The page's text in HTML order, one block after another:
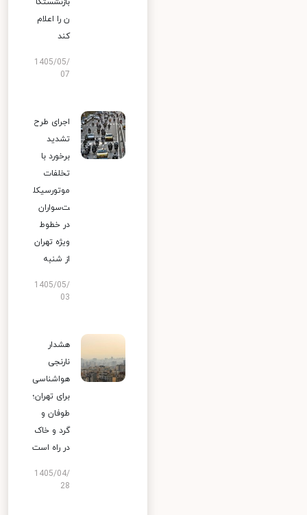
ن را اعلام
کند
1405/05/
07
اجرای طرح
تشدید
برخورد با
تخلفات
موتورسیکل
ت‌سواران
در خطوط
ویژه تهران
از شنبه
1405/05/
03
هشدار
نارنجی
هواشناسی
برای تهران؛
طوفان و
گرد و خاک
در راه است
1405/04/
28